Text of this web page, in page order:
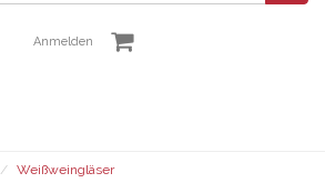
Anmelden
Weißweingläser